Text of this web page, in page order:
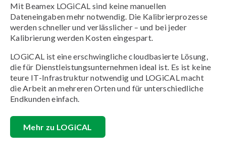
Mit Beamex LOGiCAL sind keine manuellen
Dateneingaben mehr notwendig. Die Kalibrierprozesse
werden schneller und verlässlicher – und bei jeder
Kalibrierung werden Kosten eingespart.
LOGiCAL ist eine erschwingliche cloudbasierte Lösung,
die für Dienstleistungsunternehmen ideal ist. Es ist keine
teure IT-Infrastruktur notwendig und LOGiCAL macht
die Arbeit an mehreren Orten und für unterschiedliche
Endkunden einfach.
Mehr zu LOGiCAL